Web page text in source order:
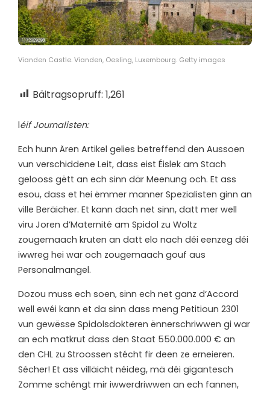
Vianden Castle. Vianden, Oesling, Luxembourg. Getty images
Bäitragsopruff: 1,261
léif Journalisten:
Ech hunn Ären Artikel gelies betreffend den Aussoen
vun verschiddene Leit, dass eist Éislek am Stach
gelooss gëtt an ech sinn där Meenung och. Et ass
esou, dass et hei ëmmer manner Spezialisten ginn an
ville Beräicher. Et kann dach net sinn, datt mer well
viru Joren d’Maternité am Spidol zu Woltz
zougemaach kruten an datt elo nach déi eenzeg déi
iwwreg hei war och zougemaach gouf aus
Personalmangel.
Dozou muss ech soen, sinn ech net ganz d‘Accord
well ewéi kann et da sinn dass meng Petitioun 2301
vun gewësse Spidolsdokteren ënnerschriwwen gi war
an ech matkrut dass den Staat 550.000.000 € an
den CHL zu Stroossen stécht fir deen ze erneieren.
Sécher! Et ass villäicht néideg, mä déi gigantesch
Zomme schéngt mir iwwerdriwwen an ech fannen,